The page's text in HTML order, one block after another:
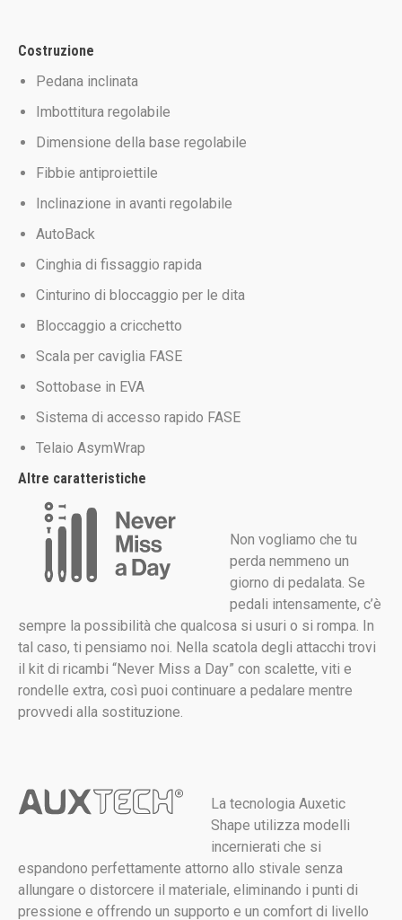
Costruzione
Pedana inclinata
Imbottitura regolabile
Dimensione della base regolabile
Fibbie antiproiettile
Inclinazione in avanti regolabile
AutoBack
Cinghia di fissaggio rapida
Cinturino di bloccaggio per le dita
Bloccaggio a cricchetto
Scala per caviglia FASE
Sottobase in EVA
Sistema di accesso rapido FASE
Telaio AsymWrap
Altre caratteristiche
Non vogliamo che tu
perda nemmeno un
giorno di pedalata. Se
pedali intensamente, c’è
sempre la possibilità che qualcosa si usuri o si rompa. In
tal caso, ti pensiamo noi. Nella scatola degli attacchi trovi
il kit di ricambi “Never Miss a Day” con scalette, viti e
rondelle extra, così puoi continuare a pedalare mentre
provvedi alla sostituzione.
La tecnologia Auxetic
Shape utilizza modelli
incernierati che si
espandono perfettamente attorno allo stivale senza
allungare o distorcere il materiale, eliminando i punti di
pressione e offrendo un supporto e un comfort di livello